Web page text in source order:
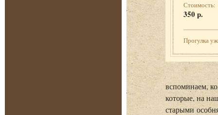
Стоимость:
350 р.
Прогулка
вспоминаем,
которые, на
старыми